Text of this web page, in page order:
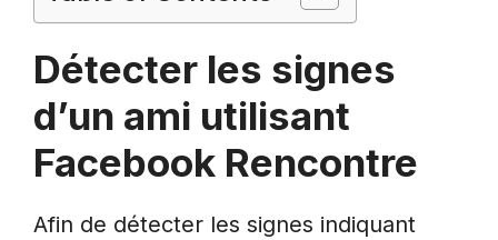
Détecter les signes
d’un ami utilisant
Facebook Rencontre
Afin de détecter les signes indiquant